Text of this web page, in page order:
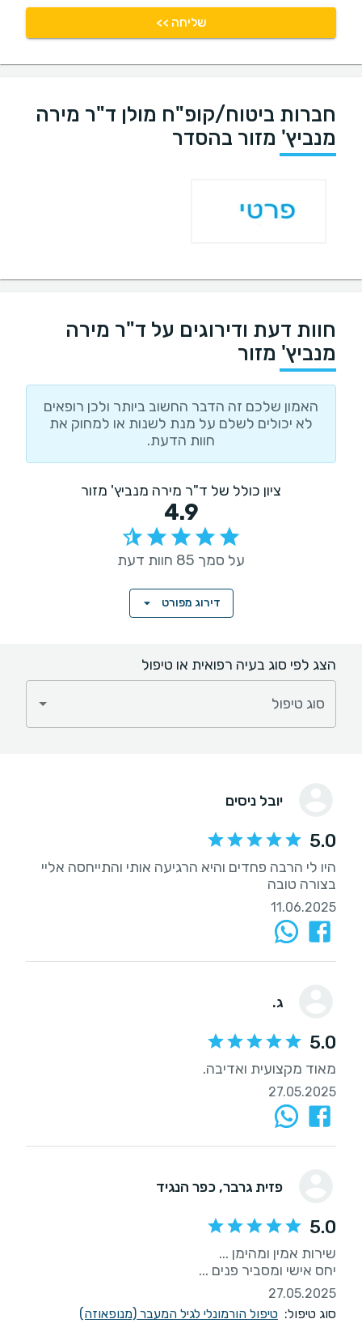
שליחה >>
חברות ביטוח/קופ"ח מולן ד"ר מירה
מנביץ' מזור בהסדר
חוות דעת ודירוגים על ד"ר מירה
מנביץ' מזור
האמון שלכם זה הדבר החשוב ביותר ולכן רופאים
לא יכולים לשלם על מנת לשנות או למחוק את
חוות הדעת.
ציון כולל של ד"ר מירה מנביץ' מזור
4.9
על סמך 85 חוות דעת
דירוג מפורט
הצג לפי סוג בעיה רפואית או טיפול
סוג טיפול
יובל ניסים
5.0
היו לי הרבה פחדים והיא הרגיעה אותי והתייחסה אליי
בצורה טובה
11.06.2025
ג.
5.0
מאוד מקצועית ואדיבה.
27.05.2025
פזית גרבר, כפר הנגיד
5.0
יחס אישי ומסביר פנים ...
27.05.2025
סוג טיפול: טיפול הורמונלי לגיל המעבר (מנופאוזה)